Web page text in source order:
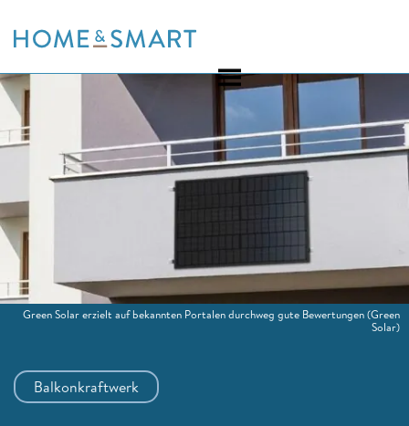
to
Balkonkraftwerk
Green Solar erzielt auf bekannten Portalen durchweg gute Bewertungen(Green
Solar)